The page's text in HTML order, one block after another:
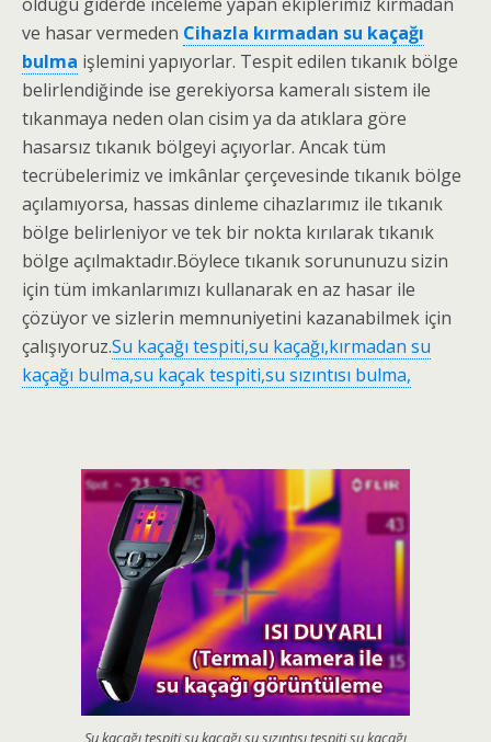
ve hasar vermeden Cihazla kırmadan su kaçağı
bulma işlemini yapıyorlar. Tespit edilen tıkanık bölge
belirlendiğinde ise gerekiyorsa kameralı sistem ile
tıkanmaya neden olan cisim ya da atıklara göre
hasarsız tıkanık bölgeyi açıyorlar. Ancak tüm
tecrübelerimiz ve imkânlar çerçevesinde tıkanık bölge
açılamıyorsa, hassas dinleme cihazlarımız ile tıkanık
bölge belirleniyor ve tek bir nokta kırılarak tıkanık
bölge açılmaktadır.Böylece tıkanık sorununuzu sizin
için tüm imkanlarımızı kullanarak en az hasar ile
çözüyor ve sizlerin memnuniyetini kazanabilmek için
çalışıyoruz.Su kaçağı tespiti,su kaçağı,kırmadan su
kaçağı bulma,su kaçak tespiti,su sızıntısı bulma,
Su kaçağı tespiti,su kaçağı,su sızıntısı tespiti,su kaçağı